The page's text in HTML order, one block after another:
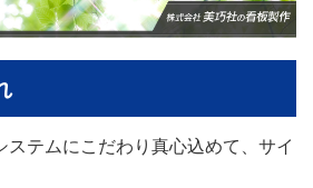
ステムにこだわり真心込めて、サイ